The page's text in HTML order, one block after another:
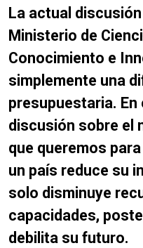
La actual
Ministerio de
Conocimiento e
simplemente una
presupuestaria. En
discusión sobre el
que queremos
un país reduce su
solo disminuye
capacidades,
debilita su futuro.